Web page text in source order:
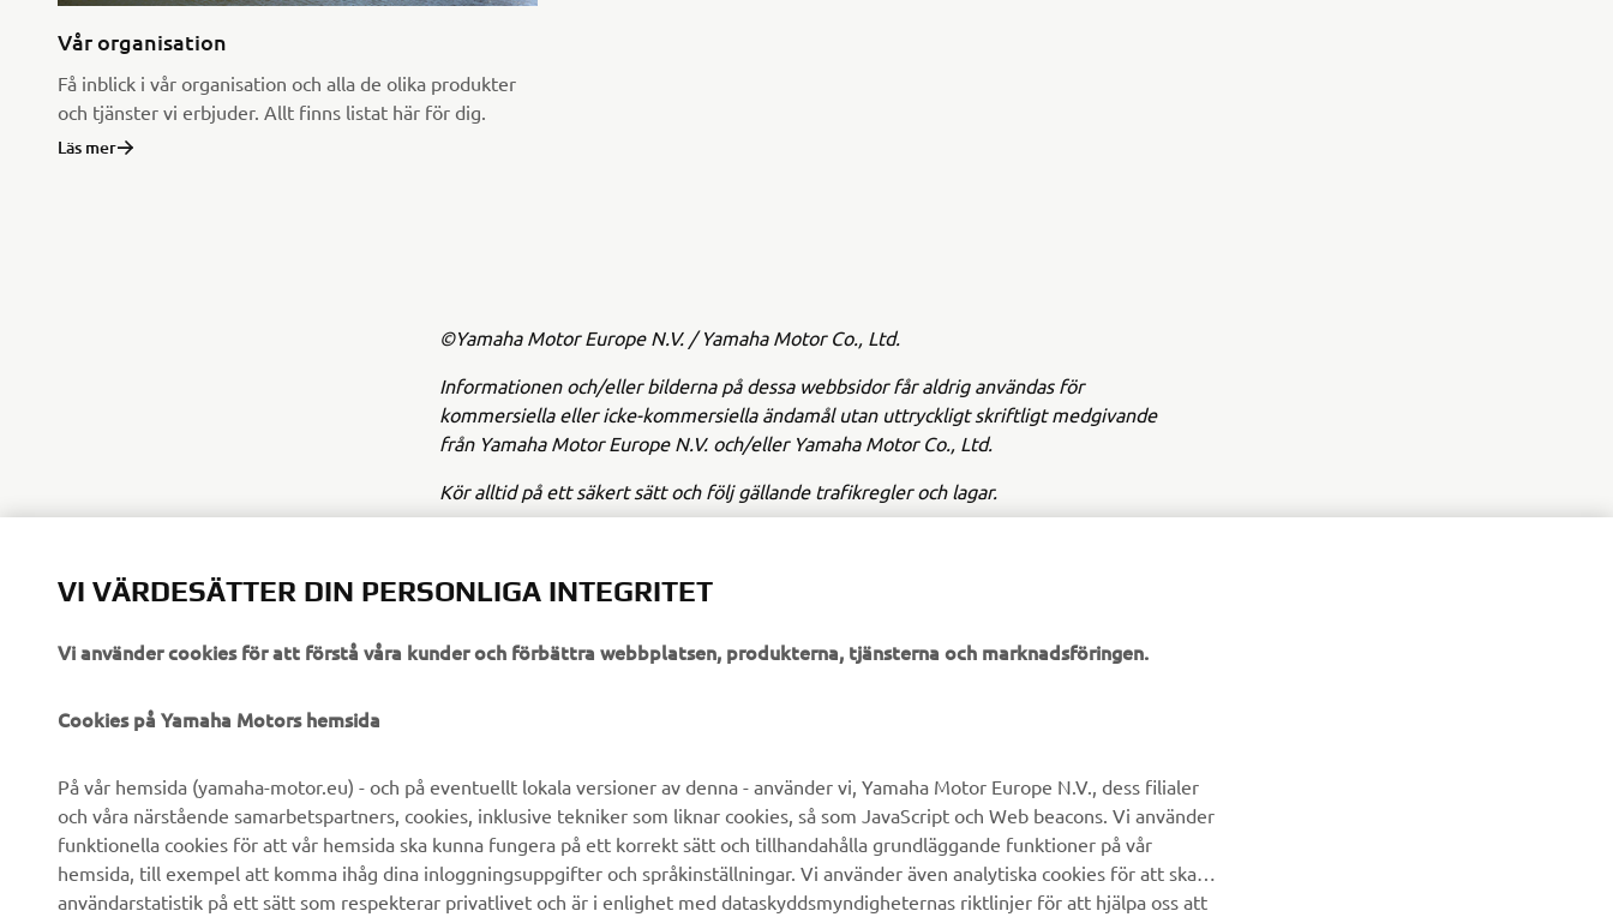
Vår organisation
Få inblick i vår organisation och alla de olika produkter
och tjänster vi erbjuder. Allt finns listat här för dig.
Läs mer
©Yamaha Motor Europe N.V. / Yamaha Motor Co., Ltd.
Informationen och/eller bilderna på dessa webbsidor får aldrig användas för
kommersiella eller icke-kommersiella ändamål utan uttryckligt skriftligt medgivande
från Yamaha Motor Europe N.V. och/eller Yamaha Motor Co., Ltd.
Kör alltid på ett säkert sätt och följ gällande trafikregler och lagar.
FÖRETAG
Om oss
Nyheter
Yamaha Press
B2B
eBike-system
Myndigheter
Golfbanor
Räddningstjänst
Yamaha Music
Yamaha Racing
Yamaha Motor Global
Reservdelskatalog
Yamaha-återförsäljare
Hantering av avfall från
nyheterna och mycket mer
VI VÄRDESÄTTER DIN PERSONLIGA INTEGRITET
Vi använder cookies för att förstå våra kunder och förbättra webbplatsen, produkterna, tjänsterna och marknadsföringen.
Cookies på Yamaha Motors hemsida
På vår hemsida (yamaha-motor.eu) - och på eventuellt lokala versioner av denna - använder vi, Yamaha Motor Europe N.V., dess filialer
och våra närstående samarbetspartners, cookies, inklusive tekniker som liknar cookies, så som JavaScript och Web beacons. Vi använder
funktionella cookies för att vår hemsida ska kunna fungera på ett korrekt sätt och tillhandahålla grundläggande funktioner på vår
hemsida, till exempel att komma ihåg dina inloggningsuppgifter och språkinställningar. Vi använder även analytiska cookies för att skapa
användarstatistik på ett sätt som respekterar privatlivet och är i enlighet med dataskyddsmyndigheternas riktlinjer för att hjälpa oss att